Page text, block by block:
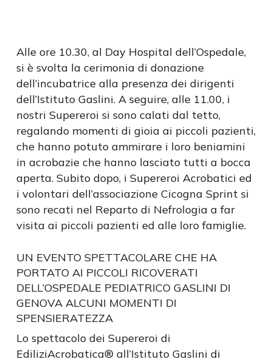
Alle ore 10.30, al Day Hospital dell’Ospedale,
si è svolta la cerimonia di donazione
dell’incubatrice alla presenza dei dirigenti
dell’Istituto Gaslini. A seguire, alle 11.00, i
nostri Supereroi si sono calati dal tetto,
regalando momenti di gioia ai piccoli pazienti,
che hanno potuto ammirare i loro beniamini
in acrobazie che hanno lasciato tutti a bocca
aperta. Subito dopo, i Supereroi Acrobatici ed
i volontari dell’associazione Cicogna Sprint si
sono recati nel Reparto di Nefrologia a far
visita ai piccoli pazienti ed alle loro famiglie.
UN EVENTO SPETTACOLARE CHE HA
PORTATO AI PICCOLI RICOVERATI
DELL’OSPEDALE PEDIATRICO GASLINI DI
GENOVA ALCUNI MOMENTI DI
SPENSIERATEZZA
Lo spettacolo dei Supereroi di
EdiliziAcrobatica® all’Istituto Gaslini di